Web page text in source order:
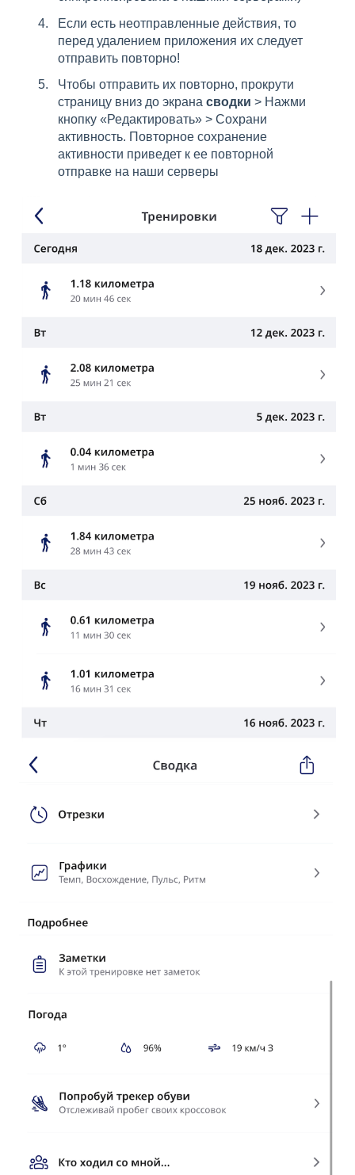
Если есть неотправленные действия, то
перед удалением приложения их следует
отправить повторно!
Чтобы отправить их повторно, прокрути
страницу вниз до экрана сводки > Нажми
кнопку «Редактировать» > Сохрани
активность. Повторное сохранение
активности приведет к ее повторной
отправке на наши серверы